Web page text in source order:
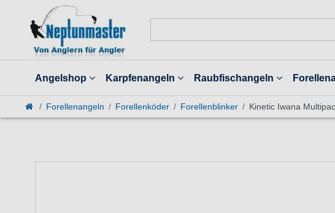
Angelshop Karpfenangeln Raubfischangeln
Forellenangeln Forellenköder Forellenblinker Kinetic Iwana